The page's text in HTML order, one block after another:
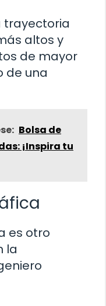
trayectoria
altos y
de mayor
de una
Bolsa de
¡Inspira tu
es otro
la